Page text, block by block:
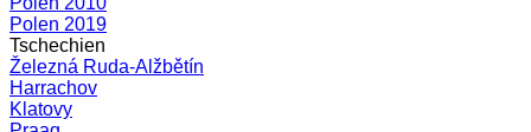
Polen 2019
Tschechien
Železná Ruda-Alžbětín
Harrachov
Klatovy